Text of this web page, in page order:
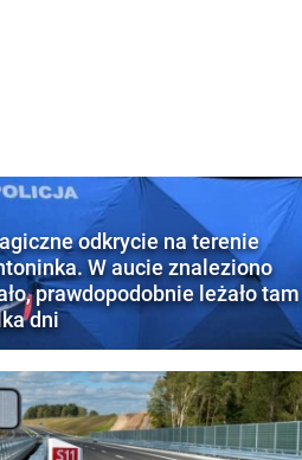
odkrycie na terenie
W aucie znaleziono
prawdopodobnie leżało tam
dni